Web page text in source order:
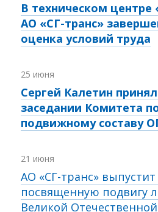
В техническом
АО «СГ-транс»
оценка условий труда
25 июня
Сергей Калетин
заседании Комитета
подвижному составу
21 июня
АО «СГ-транс»
посвященную подвигу
Великой